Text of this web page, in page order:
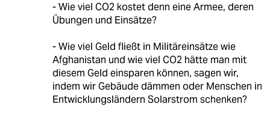
- Wie viel CO2 kostet denn eine Armee, deren
Übungen und Einsätze?
- Wie viel Geld fließt in Militäreinsätze wie
Afghanistan und wie viel CO2 hätte man mit
diesem Geld einsparen können, sagen wir,
indem wir Gebäude dämmen oder Menschen in
Entwicklungsländern Solarstrom schenken?